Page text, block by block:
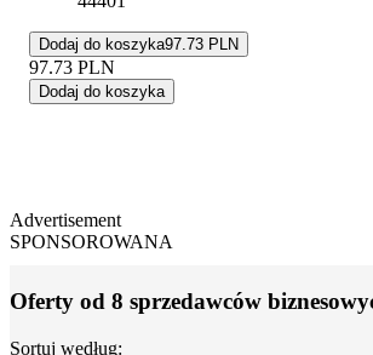
Dodaj do koszyka97.73 PLN
97.73 PLN
Dodaj do koszyka
Advertisement
SPONSOROWANA
Oferty od 8 sprzedawców
Sortuj według: